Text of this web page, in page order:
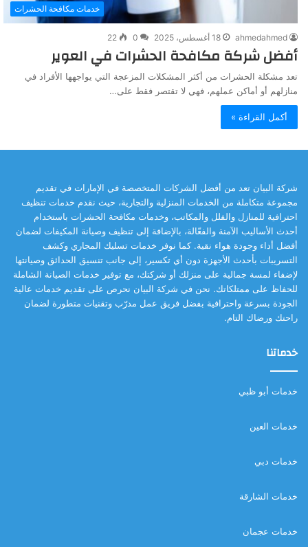
خدمات مكافحة الحشرات
ahmedahmed 18 أغسطس، 2025 0
22
أفضل شركة مكافحة الحشرات في العوير
تعد مشكلة الحشرات من أكثر المشكلات المزعجة التي يواجهها الأفراد في
منازلهم أو أماكن عملهم، فهي لا تقتصر فقط على…
أكمل القراءة »
شركة البيان تعد من أفضل الشركات المتخصصة في الإمارات في تقديم
مجموعة متكاملة من الخدمات المنزلية والتجارية، حيث نقدم خدمات تنظيف
احترافية للمنازل والفلل والمكاتب، وخدمات مكافحة الحشرات باستخدام
أحدث الأساليب الآمنة والفعّالة، بالإضافة إلى تنظيف وصيانة المكيفات لضمان
أفضل أداء وجودة هواء نقية. كما نوفر خدمات تسليك المجاري وكشف
التسريبات بأحدث الأجهزة دون أي تكسير، إلى جانب تنسيق الحدائق وصيانتها
لإضفاء لمسة جمالية على منزلك أو شركتك، مع توفير خدمات الصيانة الشاملة
للحفاظ على ممتلكاتك. نحن في شركة البيان نحرص على تقديم خدمات عالية
الجودة بسرعة واحترافية بفضل فريق عمل مدرّب وتقنيات متطورة لضمان
راحتك ورضاك التام.
خدماتنا
خدمات أبو ظبي
خدمات العين
خدمات دبي
خدمات الشارقة
خدمات عجمان